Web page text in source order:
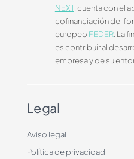
NEXT, cuenta con el
cofinanciación del
europeo FEDER. La
es contribuir al
empresa y de su
Legal
Aviso legal
Política de privacidad